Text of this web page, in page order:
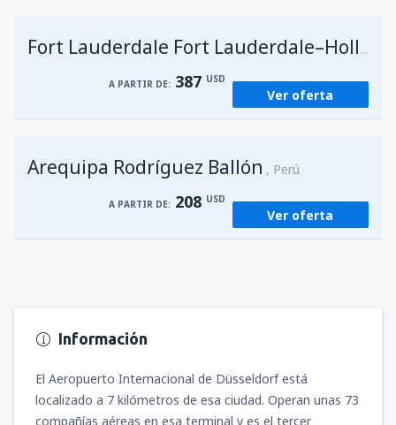
Fort Lauderdale Fort Lauderdale–Hollywood Intl Airport
A PARTIR DE: 387 USD
Ver oferta
Arequipa Rodríguez Ballón Perú
A PARTIR DE: 208 USD
Ver oferta
Información
El Aeropuerto Internacional de Düsseldorf está
localizado a 7 kilómetros de esa ciudad. Operan unas 73
compañías aéreas en esa terminal y es el tercer